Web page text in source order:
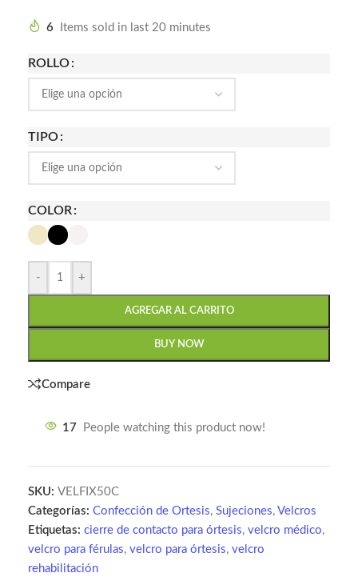
6 Items sold in last 20 minutes
ROLLO
TIPO
COLOR
- +
AGREGAR AL CARRITO
BUY NOW
Compare
17 People watching this product now!
SKU: VELFIX50C
Categorías: Confección de Ortesis, Sujeciones, Velcros
Etiquetas: cierre de contacto para órtesis, velcro médico,
velcro para férulas, velcro para órtesis, velcro
rehabilitación